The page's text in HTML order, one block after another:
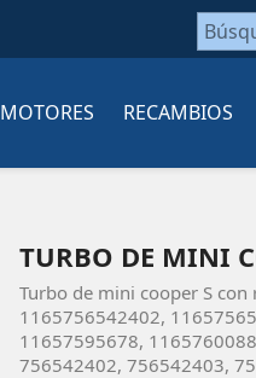
MOTORES RECAMBIOS
TURBO DE MINI
Turbo de mini cooper S
1165756542402,
11657595678,
756542402, 756542403,